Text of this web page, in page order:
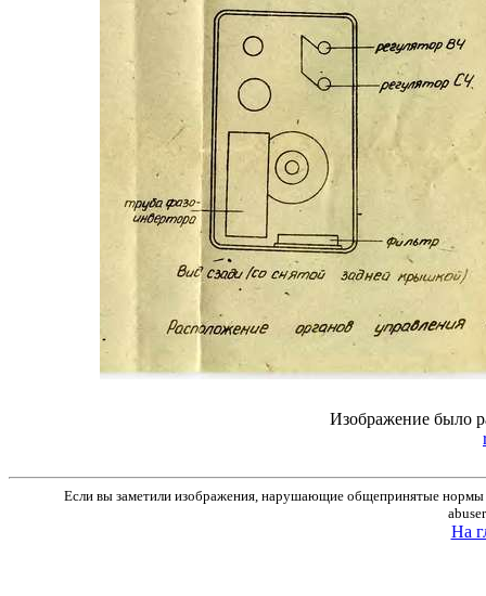
Изображение было
Если вы заметили изображения, нарушающие общепринятые нормы
На